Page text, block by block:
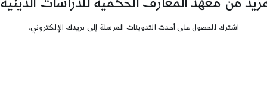
اشترك للحصول على أحدث التدوينات المرسلة إلى بريدك الإلكتروني.